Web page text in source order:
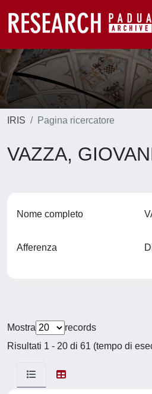
IRIS Pagina ricercatore
VAZZA,
Nome completo
Afferenza
Mostra
records
Risultati 1 - 20 di 61 (tempo di